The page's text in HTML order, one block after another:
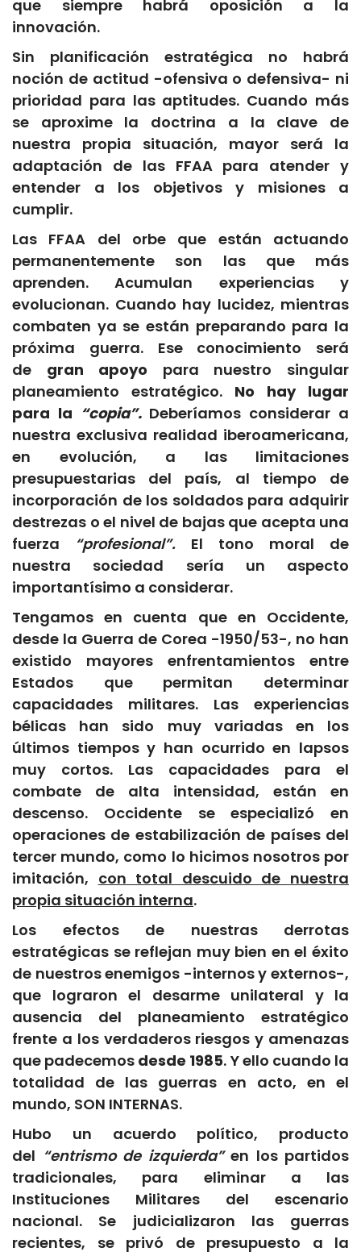
que siempre habrá oposición a la
innovación.
Sin planificación estratégica no habrá
noción de actitud -ofensiva o defensiva- ni
prioridad para las aptitudes. Cuando más
se aproxime la doctrina a la clave de
nuestra propia situación, mayor será la
adaptación de las FFAA para atender y
entender a los objetivos y misiones a
cumplir.
Las FFAA del orbe que están actuando
permanentemente son las que más
aprenden. Acumulan experiencias y
evolucionan. Cuando hay lucidez, mientras
combaten ya se están preparando para la
próxima guerra. Ese conocimiento será
de gran apoyo para nuestro singular
planeamiento estratégico. No hay lugar
para la “copia”.Deberíamos considerar a
nuestra exclusiva realidad iberoamericana,
en evolución, a las limitaciones
presupuestarias del país, al tiempo de
incorporación de los soldados para adquirir
destrezas o el nivel de bajas que acepta una
fuerza “profesional”. El tono moral de
nuestra sociedad sería un aspecto
importantísimo a considerar.
Tengamos en cuenta que en Occidente,
desde la Guerra de Corea -1950/53-, no han
existido mayores enfrentamientos entre
Estados que permitan determinar
capacidades militares. Las experiencias
bélicas han sido muy variadas en los
últimos tiempos y han ocurrido en lapsos
muy cortos. Las capacidades para el
combate de alta intensidad, están en
descenso. Occidente se especializó en
operaciones de estabilización de países del
tercer mundo, como lo hicimos nosotros por
imitación, con total descuido de nuestra
propia situación interna.
Los efectos de nuestras derrotas
estratégicas se reflejan muy bien en el éxito
de nuestros enemigos -internos y externos-,
que lograron el desarme unilateral y la
ausencia del planeamiento estratégico
frente a los verdaderos riesgos y amenazas
que padecemos desde 1985. Y ello cuando la
totalidad de las guerras en acto, en el
mundo, SON INTERNAS.
Hubo un acuerdo político, producto
del “entrismo de izquierda”en los partidos
tradicionales, para eliminar a las
Instituciones Militares del escenario
nacional. Se judicializaron las guerras
recientes, se privó de presupuesto a la